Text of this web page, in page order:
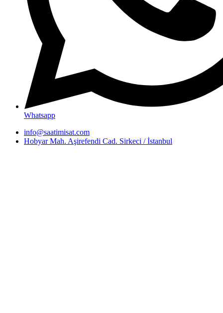
Whatsapp
info@saatimisat.com
Hobyar Mah. Aşirefendi Cad. Sirkeci / İstanbul